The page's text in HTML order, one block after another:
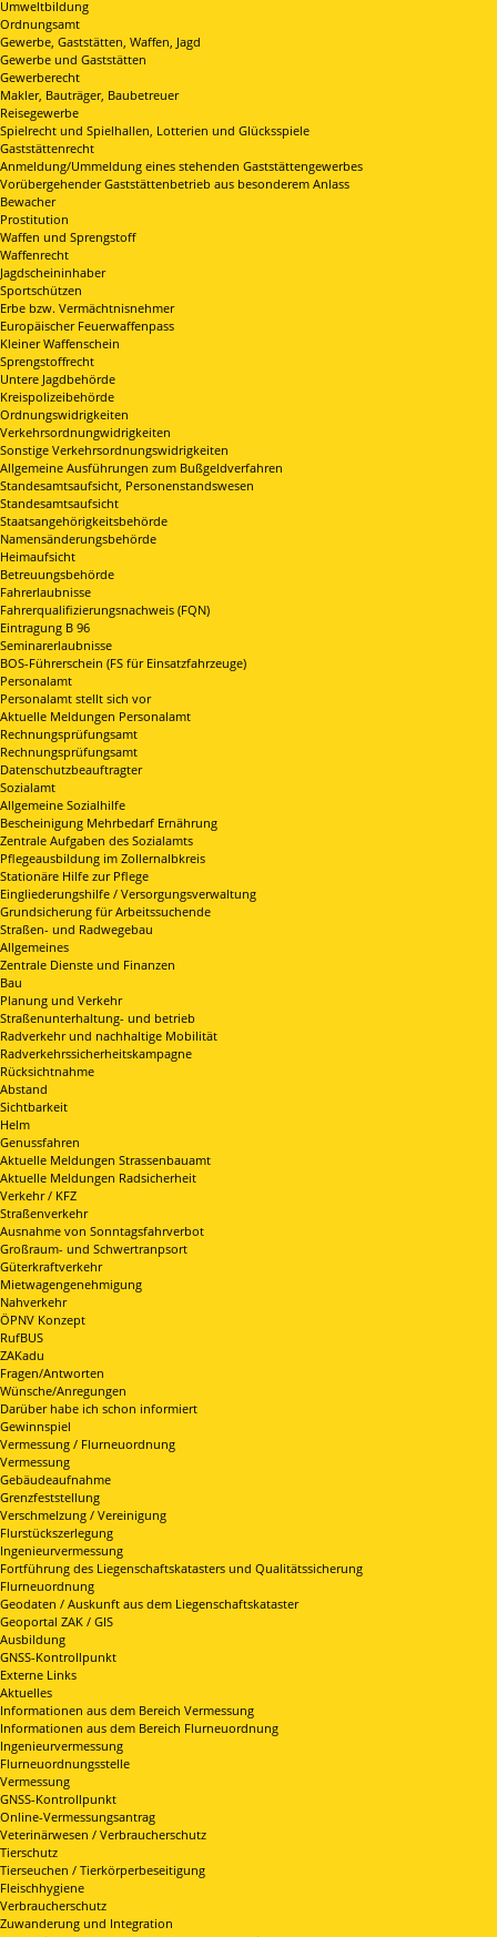
Umweltbildung
Ordnungsamt
Gewerbe, Gaststätten, Waffen, Jagd
Gewerbe und Gaststätten
Gewerberecht
Makler, Bauträger, Baubetreuer
Reisegewerbe
Spielrecht und Spielhallen, Lotterien und Glücksspiele
Gaststättenrecht
Anmeldung/Ummeldung eines stehenden Gaststättengewerbes
Vorübergehender Gaststättenbetrieb aus besonderem Anlass
Bewacher
Prostitution
Waffen und Sprengstoff
Waffenrecht
Jagdscheininhaber
Sportschützen
Erbe bzw. Vermächtnisnehmer
Europäischer Feuerwaffenpass
Kleiner Waffenschein
Sprengstoffrecht
Untere Jagdbehörde
Kreispolizeibehörde
Ordnungswidrigkeiten
Verkehrsordnungwidrigkeiten
Sonstige Verkehrsordnungswidrigkeiten
Allgemeine Ausführungen zum Bußgeldverfahren
Standesamtsaufsicht, Personenstandswesen
Standesamtsaufsicht
Staatsangehörigkeitsbehörde
Namensänderungsbehörde
Heimaufsicht
Betreuungsbehörde
Fahrerlaubnisse
Fahrerqualifizierungsnachweis (FQN)
Eintragung B 96
Seminarerlaubnisse
BOS-Führerschein (FS für Einsatzfahrzeuge)
Personalamt
Personalamt stellt sich vor
Aktuelle Meldungen Personalamt
Rechnungsprüfungsamt
Rechnungsprüfungsamt
Datenschutzbeauftragter
Sozialamt
Allgemeine Sozialhilfe
Bescheinigung Mehrbedarf Ernährung
Zentrale Aufgaben des Sozialamts
Pflegeausbildung im Zollernalbkreis
Stationäre Hilfe zur Pflege
Eingliederungshilfe / Versorgungsverwaltung
Grundsicherung für Arbeitssuchende
Straßen- und Radwegebau
Allgemeines
Zentrale Dienste und Finanzen
Bau
Planung und Verkehr
Straßenunterhaltung- und betrieb
Radverkehr und nachhaltige Mobilität
Radverkehrssicherheitskampagne
Rücksichtnahme
Abstand
Sichtbarkeit
Helm
Genussfahren
Aktuelle Meldungen Strassenbauamt
Aktuelle Meldungen Radsicherheit
Verkehr / KFZ
Straßenverkehr
Ausnahme von Sonntagsfahrverbot
Großraum- und Schwertranpsort
Güterkraftverkehr
Mietwagengenehmigung
Nahverkehr
ÖPNV Konzept
RufBUS
ZAKadu
Fragen/Antworten
Wünsche/Anregungen
Darüber habe ich schon informiert
Gewinnspiel
Vermessung / Flurneuordnung
Vermessung
Gebäudeaufnahme
Grenzfeststellung
Verschmelzung / Vereinigung
Flurstückszerlegung
Ingenieurvermessung
Fortführung des Liegenschaftskatasters und Qualitätssicherung
Flurneuordnung
Geodaten / Auskunft aus dem Liegenschaftskataster
Geoportal ZAK / GIS
Ausbildung
GNSS-Kontrollpunkt
Externe Links
Aktuelles
Informationen aus dem Bereich Vermessung
Informationen aus dem Bereich Flurneuordnung
Ingenieurvermessung
Flurneuordnungsstelle
Vermessung
GNSS-Kontrollpunkt
Online-Vermessungsantrag
Veterinärwesen / Verbraucherschutz
Tierschutz
Tierseuchen / Tierkörperbeseitigung
Fleischhygiene
Verbraucherschutz
Zuwanderung und Integration